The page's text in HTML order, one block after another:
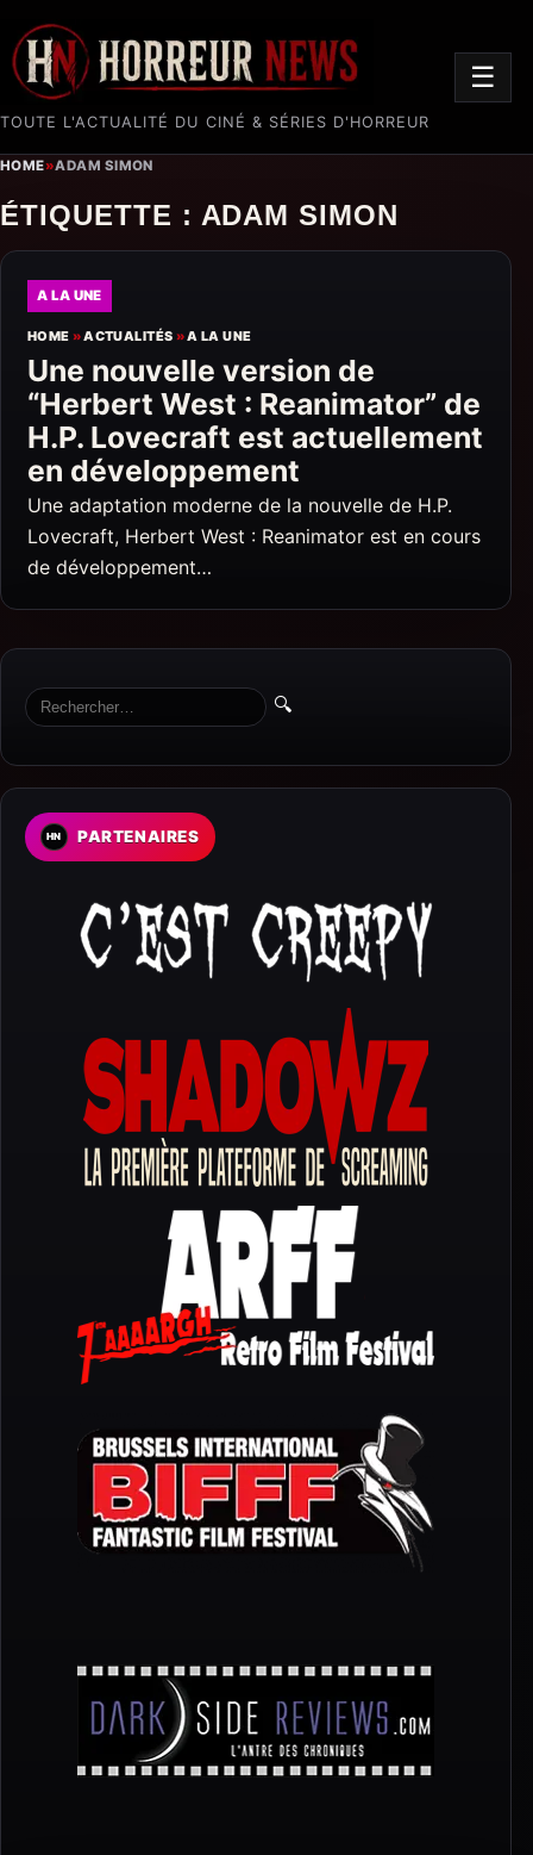
TOUTE L'ACTUALITÉ DU CINÉ & SÉRIES D'HORREUR
☰
HOME»ADAM SIMON
ÉTIQUETTE : ADAM SIMON
A LA UNE
HOME »ACTUALITÉS »A LA UNE
Une nouvelle version de
“Herbert West : Reanimator” de
H.P. Lovecraft est actuellement
en développement
Une adaptation moderne de la nouvelle de H.P.
Lovecraft, Herbert West : Reanimator est en cours
de développement…
🔍
PARTENAIRES